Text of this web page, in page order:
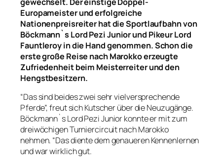
Europameister und erfolgreiche
Nationenpreisreiter hat die Sportlaufbahn von
Böckmann`s Lord Pezi Junior und Pikeur Lord
Fauntleroy in die Hand genommen. Schon die
erste große Reise nach Marokko erzeugte
Zufriedenheit beim Meisterreiter und den
Hengstbesitzern.
“Das sind beides zwei sehr vielversprechende
Pferde”, freut sich Kutscher über die Neuzugänge.
Böckmann`s Lord Pezi Junior konnte er mit zum
dreiwöchigen Turniercircuit nach Marokko
nehmen. “Das diente dem genaueren Kennenlernen
und war wirklich gut.